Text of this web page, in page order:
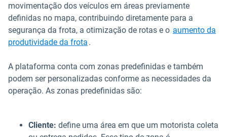
movimentação dos veículos em áreas previamente
definidas no mapa, contribuindo diretamente para a
segurança da frota, a otimização de rotas e o aumento da
produtividade da frota .
A plataforma conta com zonas predefinidas e também
podem ser personalizadas conforme as necessidades da
operação. As zonas predefinidas são:
Cliente: define uma área em que um motorista coleta